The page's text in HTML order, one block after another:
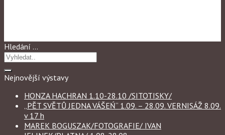
Hledání …
Nejnovější výstavy
HONZA HACHRAN 1.10-28.10 /SITOTISKY/
„PĚT SVĚTŮ JEDNA VÁŠEŃ“ 1.09. – 28.09. VERNISÁŽ 8.09.
v 17 h
MAREK BOGUSZAK/FOTOGRAFIE/ IVAN